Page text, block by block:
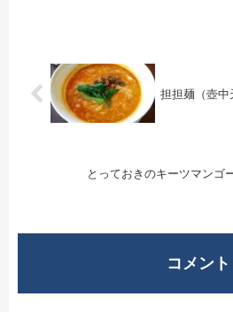
担担麺（壺中
とっておきのキーツマンゴ
コメント